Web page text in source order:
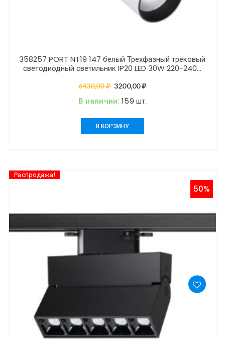
358257 PORT NT19 147 белый Трехфазный трековый
светодиодный светильник IP20 LED 30W 220-240V
6430,00₽ Первоначальная
цена
6430,00 ₽.
3200,00₽Текущая
В наличии:159 шт.
В КОРЗИНУ
Распродажа!
50%